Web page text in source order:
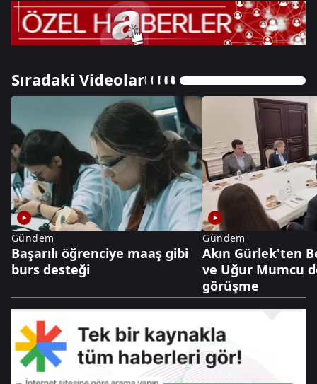
Sıradaki Videolar
Gündem
Başarılı öğrenciye maaş gibi
burs desteği
Gündem
Akın Gürlek'ten
ve Uğur Mumcu
görüşme